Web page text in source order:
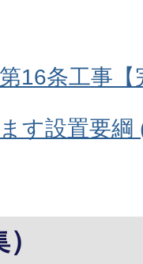
16条工事
す設置要